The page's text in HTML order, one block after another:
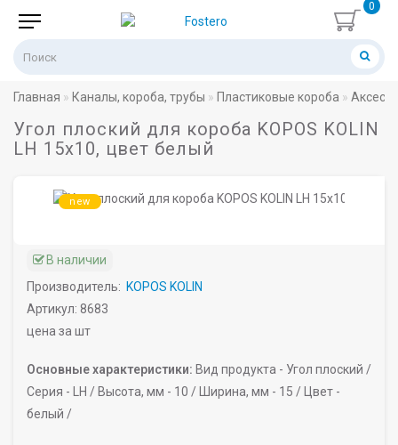
0
Главная Каналы, короба, трубы Пластиковые короба
Угол плоский для короба KOPOS KOLIN
LH 15х10, цвет белый
new
В наличии
Производитель: KOPOS KOLIN
Артикул: 8683
цена за шт
Основные характеристики: Вид продукта - Угол плоский /
Серия - LH / Высота, мм - 10 / Ширина, мм - 15 / Цвет -
белый /